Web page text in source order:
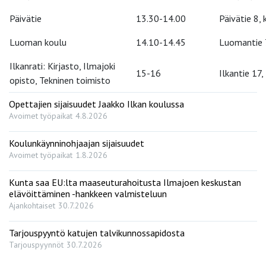
Päivätie
13.30-14.00
Päivätie 8,
Luoman koulu
14.10-14.45
Luomantie
Ilkanrati: Kirjasto, Ilmajoki
opisto, Tekninen toimisto
15-16 Ilkantie
Opettajien sijaisuudet Jaakko Ilkan koulussa
Avoimet työpaikat 4.8.2026
Koulunkäynninohjaajan sijaisuudet
Avoimet työpaikat 1.8.2026
Kunta saa EU:lta maaseuturahoitusta Ilmajoen keskustan
elävöittäminen -hankkeen valmisteluun
Ajankohtaiset 30.7.2026
Tarjouspyyntö katujen talvikunnossapidosta
Tarjouspyynnöt 30.7.2026